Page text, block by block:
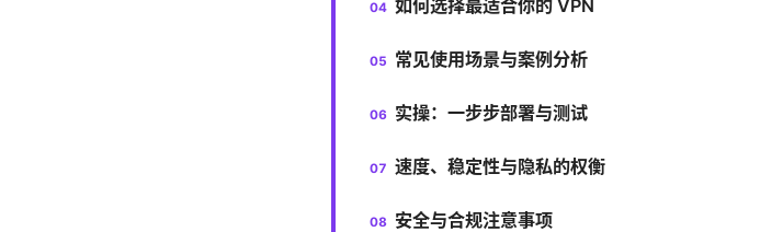
如何选择最适合你的 VPN
常见使用场景与案例分析
实操：一步步部署与测试
速度、稳定性与隐私的权衡
安全与合规注意事项